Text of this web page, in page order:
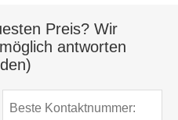
Preis? Wir
antworten